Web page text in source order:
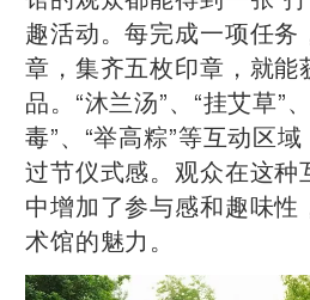
趣活动。每完成一项任务
章，集齐五枚印章，就能
品。“沐兰汤”、“挂艾草”
毒”、“举高粽”等互动区
过节仪式感。观众在这种
中增加了参与感和趣味性
术馆的魅力。